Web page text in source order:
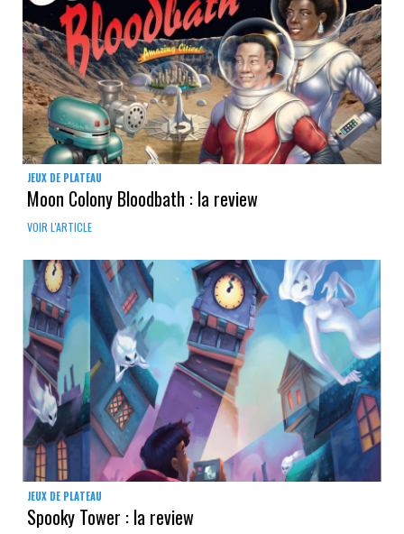
JEUX DE PLATEAU
Moon Colony Bloodbath : la review
VOIR L'ARTICLE
JEUX DE PLATEAU
Spooky Tower : la review